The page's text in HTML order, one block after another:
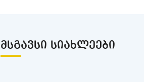
ᲛᲡᲒᲐᲕᲡᲘ ᲡᲘᲐᲮᲚᲔᲔᲑᲘ